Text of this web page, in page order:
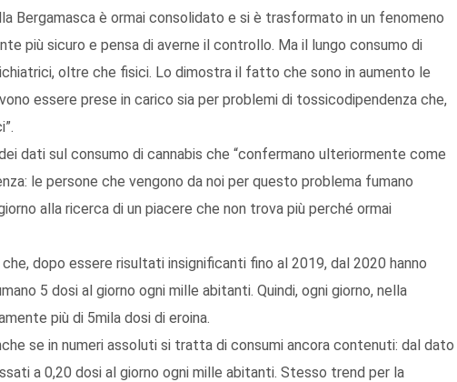
Bergamasca è ormai consolidato e si è trasformato in un fenomeno
più sicuro e pensa di averne il controllo. Ma il lungo consumo di
oltre che fisici. Lo dimostra il fatto che sono in aumento le
essere prese in carico sia per problemi di tossicodipendenza che,
dati sul consumo di cannabis che “confermano ulteriormente come
le persone che vengono da noi per questo problema fumano
alla ricerca di un piacere che non trova più perché ormai
dopo essere risultati insignificanti fino al 2019, dal 2020 hanno
5 dosi al giorno ogni mille abitanti. Quindi, ogni giorno, nella
più di 5mila dosi di eroina.
se in numeri assoluti si tratta di consumi ancora contenuti: dal dato
a 0,20 dosi al giorno ogni mille abitanti. Stesso trend per la